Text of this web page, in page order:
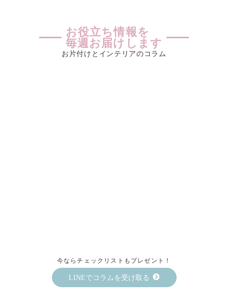
お役立ち情報を
毎週お届けします
お片付けとインテリアのコラム
今ならチェックリストもプレゼント！
LINEでコラムを受け取る